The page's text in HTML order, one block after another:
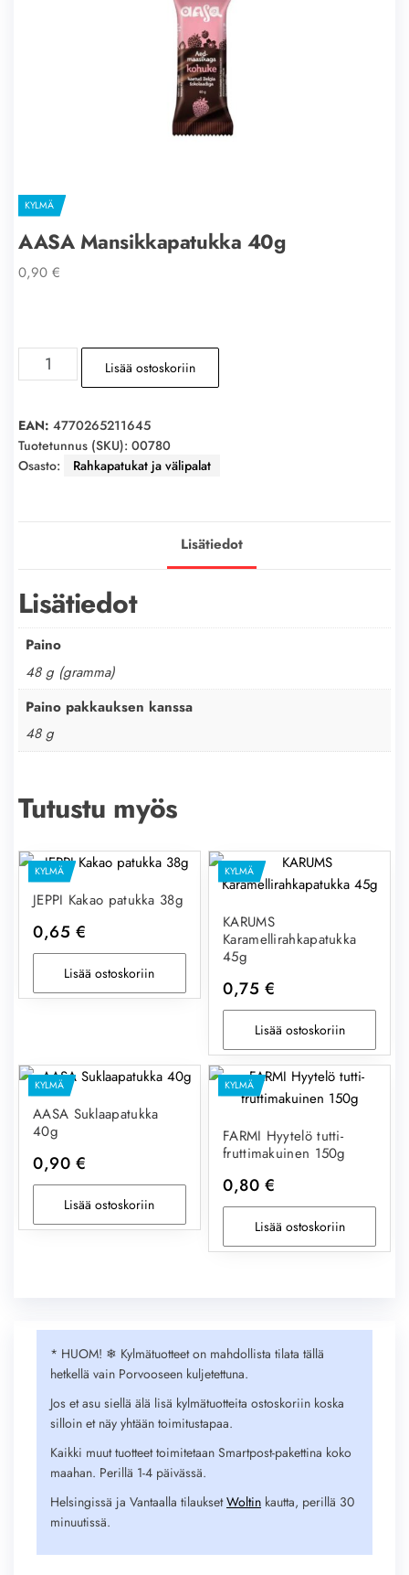
KYLMÄ
AASA Mansikkapatukka 40g
0,90 €
AASA
Mansikkapatukka
määrä
Lisää ostoskoriin
EAN: 4770265211645
Tuotetunnus (SKU): 00780
Osasto:
Rahkapatukat ja välipalat
Lisätiedot
Lisätiedot
Paino
48 g (gramma)
Paino pakkauksen kanssa
48 g
Tutustu myös
KYLMÄ
JEPPI Kakao patukka 38g
0,65 €
Lisää ostoskoriin
KYLMÄ
KARUMS
Karamellirahkapatukka
45g
0,75 €
Lisää ostoskoriin
KYLMÄ
AASA Suklaapatukka
40g
0,90 €
Lisää ostoskoriin
KYLMÄ
FARMI Hyytelö tutti-
fruttimakuinen 150g
0,80 €
Lisää ostoskoriin
* HUOM! ❄︎ Kylmätuotteet on mahdollista tilata tällä
hetkellä vain Porvooseen kuljetettuna.
Jos et asu siellä älä lisä kylmätuotteita ostoskoriin koska
silloin et näy yhtään toimitustapaa.
Kaikki muut tuotteet toimitetaan Smartpost-pakettina koko
maahan. Perillä 1-4 päivässä.
Helsingissä ja Vantaalla tilauksetWoltin kautta, perillä 30
minuutissä.